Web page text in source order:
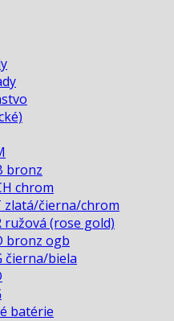
bronz
chrom
zlatá/čierna/chrom
ružová (rose gold)
bronz ogb
čierna/biela
batérie